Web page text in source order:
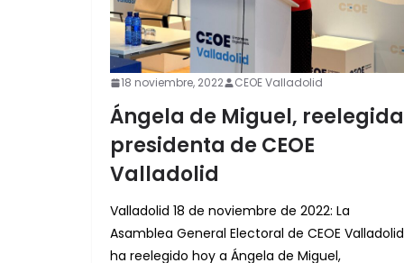
18 noviembre, 2022 CEOE Valladolid
Ángela de Miguel, reelegida
presidenta de CEOE
Valladolid
Valladolid 18 de noviembre de 2022: La
Asamblea General Electoral de CEOE Valladolid
ha reelegido hoy a Ángela de Miguel,